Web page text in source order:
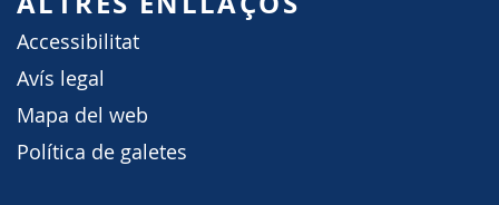
Accessibilitat
Avís legal
Mapa del web
Política de galetes